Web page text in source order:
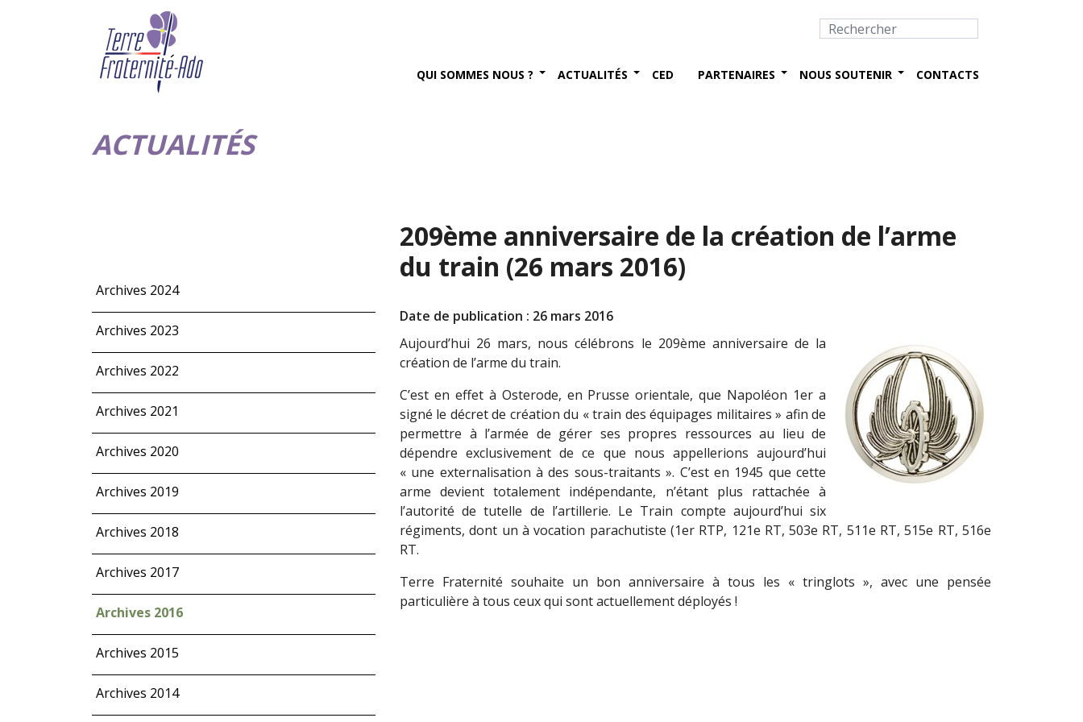
QUI SOMMES NOUS ? ACTUALITÉS CED PARTENAIRES NOUS SOUTENIR CONTACTS
ACTUALITÉS
Archives 2024
Archives 2023
Archives 2022
Archives 2021
Archives 2020
Archives 2019
Archives 2018
Archives 2017
Archives 2016
Archives 2015
Archives 2014
209ème anniversaire de la création de l’arme
du train (26 mars 2016)
Date de publication : 26 mars 2016
Aujourd’hui 26 mars, nous célébrons le 209ème anniversaire de la
création de l’arme du train.
C’est en effet à Osterode, en Prusse orientale, que Napoléon 1er a
signé le décret de création du « train des équipages militaires » afin de
permettre à l’armée de gérer ses propres ressources au lieu de
dépendre exclusivement de ce que nous appellerions aujourd’hui
« une externalisation à des sous-traitants ». C’est en 1945 que cette
arme devient totalement indépendante, n’étant plus rattachée à
l’autorité de tutelle de l’artillerie. Le Train compte aujourd’hui six
régiments, dont un à vocation parachutiste (1er RTP, 121e RT, 503e RT, 511e RT, 515e RT, 516e
RT.
Terre Fraternité souhaite un bon anniversaire à tous les « tringlots », avec une pensée
particulière à tous ceux qui sont actuellement déployés !